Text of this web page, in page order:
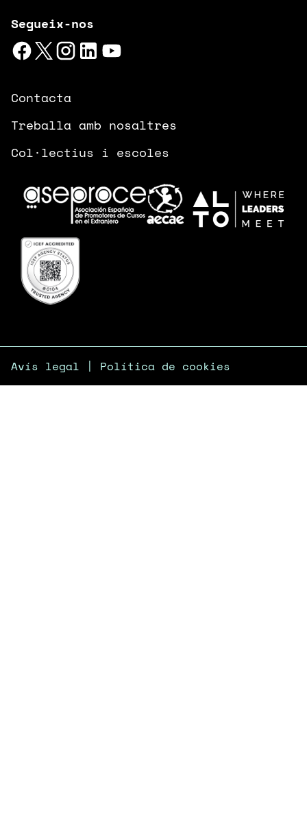
Segueix-nos
Contacta
Treballa amb nosaltres
Col·lectius i escoles
Avís legal | Política de cookies